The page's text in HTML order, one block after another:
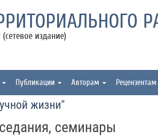
(сетевое издание)
Публикации Авторам Рецензентам
жизни"
семинары